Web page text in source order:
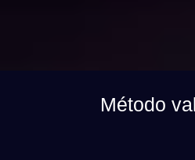
Método